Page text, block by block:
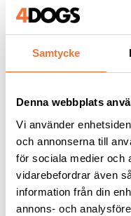
Samtycke
Denna webbplats
Vi använder
och annonserna till
för sociala medier och
vidarebefordrar även
information från din
annons- och